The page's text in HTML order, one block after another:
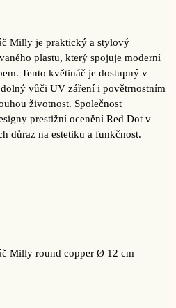
Milly je praktický a stylový
plastu, který spojuje moderní
Tento květináč je dostupný v
vůči UV záření i povětrnostním
životnost. Společnost
prestižní ocenění Red Dot v
důraz na estetiku a funkčnost.
Milly round copper Ø 12 cm